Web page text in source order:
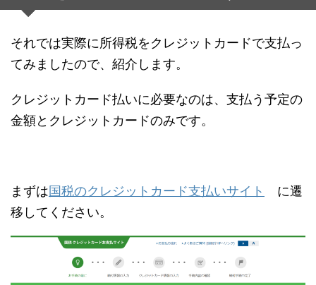
それでは実際に所得税をクレジットカードで支払っ
てみましたので、紹介します。
クレジットカード払いに必要なのは、支払う予定の
金額とクレジットカードのみです。
まずは国税のクレジットカード支払いサイト
に遷
移してください。